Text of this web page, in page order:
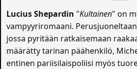
Lucius Shepardin "Kultainen" on
vampyyriromaani.
jossa pyritään ratkaisemaan
määrätty tarinan päähenkilö,
entinen pariisilaispoliisi myös